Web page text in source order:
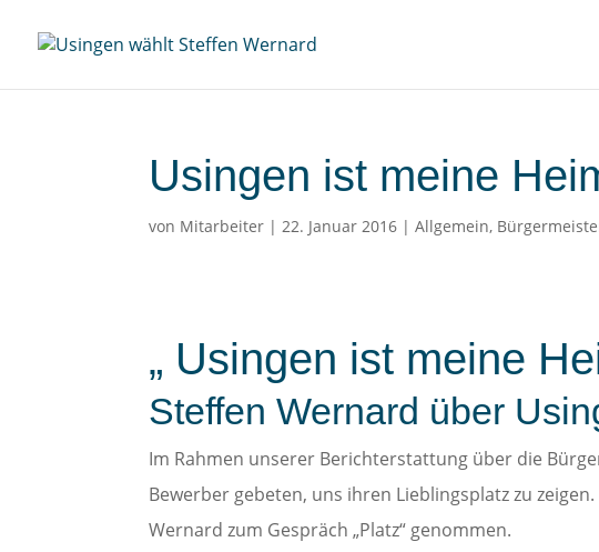
Usingen ist meine
von Mitarbeiter |22. Januar 2016 |Allgemein,
„ Usingen ist meine
Steffen Wernard über
Im Rahmen unserer Berichterstattung über die
Bewerber gebeten, uns ihren Lieblingsplatz zu
Wernard zum Gespräch „Platz“ genommen.